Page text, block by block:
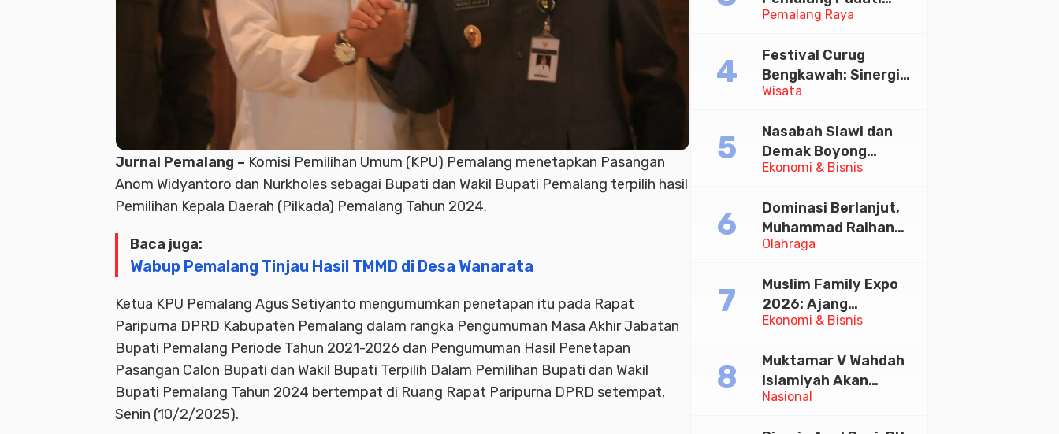
Jurnal Pemalang – Komisi Pemilihan Umum (KPU) Pemalang menetapkan Pasangan
Anom Widyantoro dan Nurkholes sebagai Bupati dan Wakil Bupati Pemalang terpilih hasil
Pemilihan Kepala Daerah (Pilkada) Pemalang Tahun 2024.
Baca juga:
Wabup Pemalang Tinjau Hasil TMMD di Desa Wanarata
Ketua KPU Pemalang Agus Setiyanto mengumumkan penetapan itu pada Rapat
Paripurna DPRD Kabupaten Pemalang dalam rangka Pengumuman Masa Akhir Jabatan
Bupati Pemalang Periode Tahun 2021-2026 dan Pengumuman Hasil Penetapan
Pasangan Calon Bupati dan Wakil Bupati Terpilih Dalam Pemilihan Bupati dan Wakil
Bupati Pemalang Tahun 2024 bertempat di Ruang Rapat Paripurna DPRD setempat,
Senin (10/2/2025).
Pemalang Raya
Kirab Festival Kamir
Wisata
Festival Curug
Bengkawah: Sinergi
Desa Sikasur dan
Memajukan Wisata
serta UMKM Lokal
Ekonomi & Bisnis
Nasabah Slawi dan
Demak Boyong
Toyota Innova Zenix
Tabungan Bima Bank
Jateng
Olahraga
Dominasi Berlanjut,
Muhammad Raihan
Fadila Sabet Emas
Taekwondo Indonesia
Open 2026
Ekonomi & Bisnis
Muslim Family Expo
2026: Ajang
Silaturahim dan
Halal di Jakarta
Nasional
Muktamar V Wahdah
Islamiyah Akan
Kukuhkan 10.000